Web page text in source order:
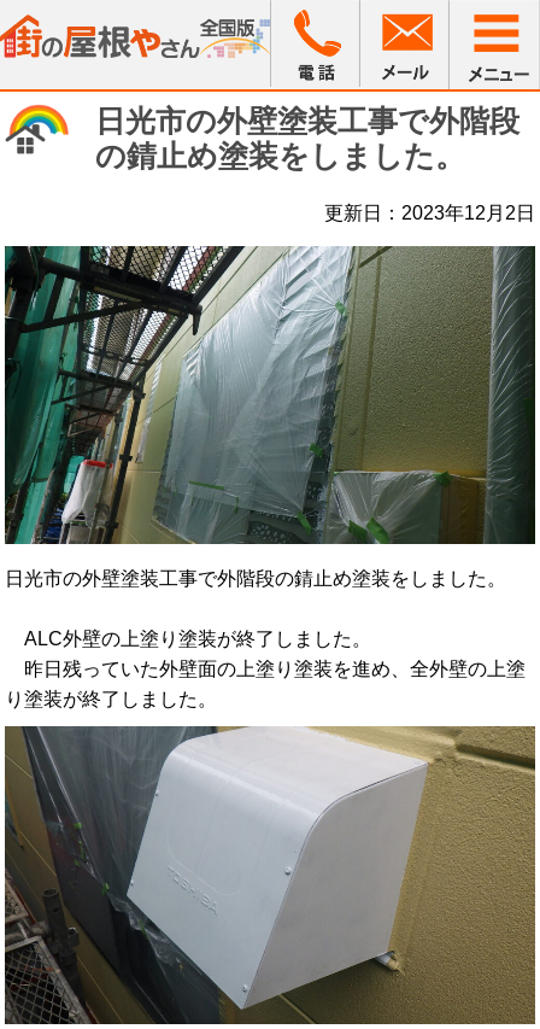
日光市の外壁塗装工事で外階段
の錆止め塗装をしました。
更新日：2023年12月2日
日光市の外壁塗装工事で外階段の錆止め塗装をしました。
ALC外壁の上塗り塗装が終了しました。
昨日残っていた外壁面の上塗り塗装を進め、全外壁の上塗
り塗装が終了しました。